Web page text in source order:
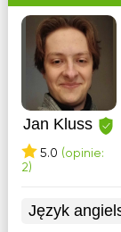
Jan Kluss
5.0 (opinie:
2)
Język